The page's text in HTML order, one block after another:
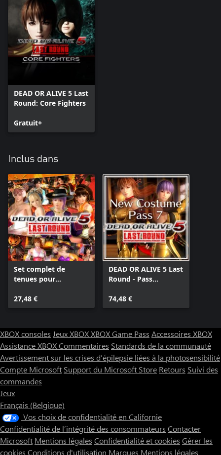
DEAD OR ALIVE 5 Last
Round: Core Fighters
Gratuit+
Inclus dans
Set complet de
tenues pour
27,48 €
DEAD OR ALIVE 5 Last
Round - Pass
74,48 €
XBOX consoles Jeux XBOXXBOX Game Pass Accessoires XBOX
Assistance XBOXCommentaires Standards de la communauté
Avertissement sur les crises d’épilepsie liées à la photosensibilité
Compte Microsoft Support du Microsoft Store Retours Suivi des
commandes
Jeux
Français (Belgique)
Vos choix de confidentialité en Californie
Confidentialité de l’intégrité des consommateurs Contacter
Microsoft Mentions légales Confidentialité et cookies Gérer les
cookies Conditions d'utilisation Marques Mentions légales